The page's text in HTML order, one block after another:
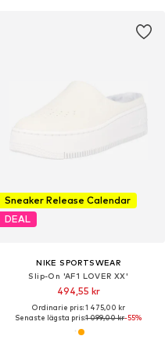
Sneaker Release Calendar
DEAL
NIKE SPORTSWEAR
Slip-On 'AF1 LOVER XX'
494,55 kr
Ordinarie pris: 1 475,00 kr
Senaste lägsta pris:1 099,00 kr-55%